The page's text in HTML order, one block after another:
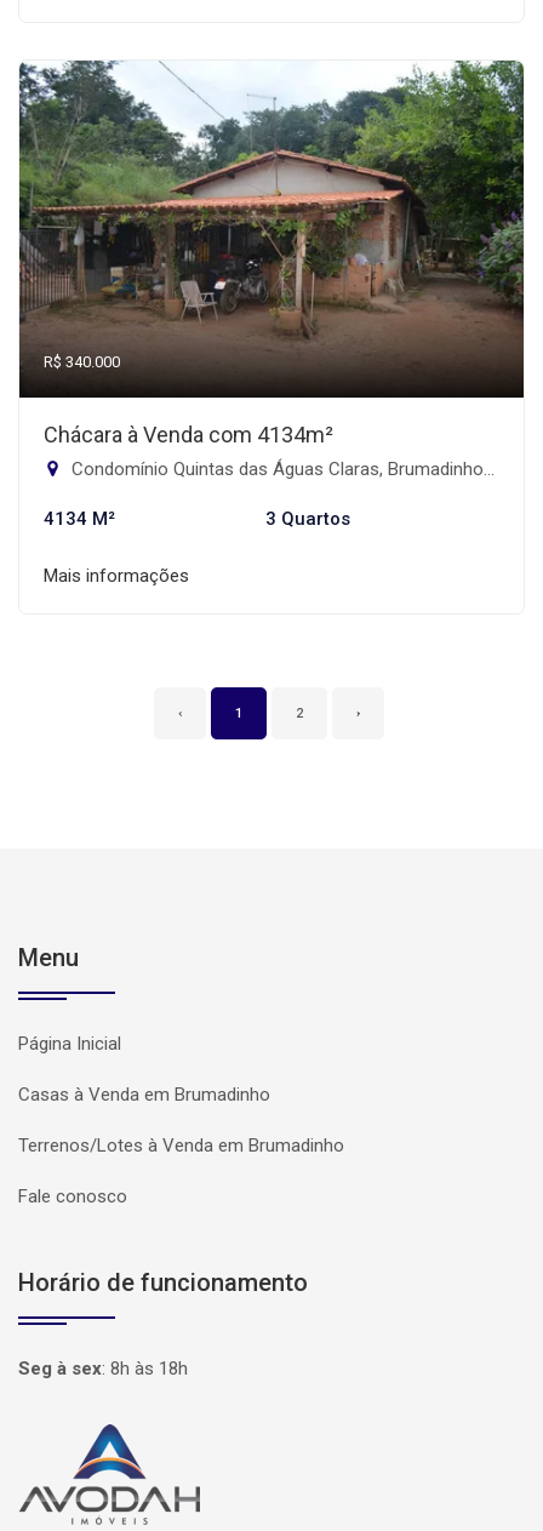
R$ 340.000
Chácara à Venda com 4134m²
Condomínio Quintas das Águas Claras, Brumadinho-MG
4134 M² 3 Quartos
Mais informações
‹ 1 2 ›
Menu
Página Inicial
Casas à Venda em Brumadinho
Terrenos/Lotes à Venda em Brumadinho
Fale conosco
Horário de funcionamento
Seg à sex: 8h às 18h
Página inicial